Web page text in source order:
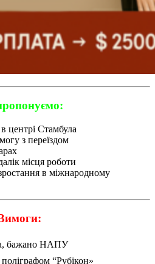
центрі Стамбула
з переїздом
місця роботи
в міжнародному
бажано НАПУ
“Рубікон»